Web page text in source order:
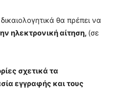
θα πρέπει να
ηλεκτρονική αίτηση, (σε
σχετικά τα
εγγραφής και τους